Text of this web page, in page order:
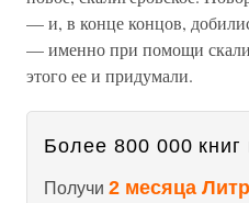
— и, в конце концов,
— именно при помощи
этого ее и придумали.
Более 800 000 книг
Получи 2 месяца